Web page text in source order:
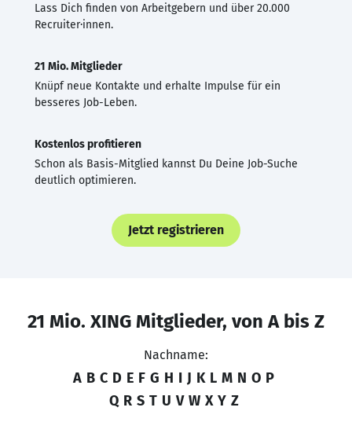
Lass Dich finden von Arbeitgebern und über 20.000
Recruiter·innen.
21 Mio. Mitglieder
Knüpf neue Kontakte und erhalte Impulse für ein
besseres Job-Leben.
Kostenlos profitieren
Schon als Basis-Mitglied kannst Du Deine Job-Suche
deutlich optimieren.
Jetzt registrieren
21 Mio. XING Mitglieder, von A bis Z
Nachname:
A B C D E F G H I J K L M N O P
Q R S T U V W X Y Z